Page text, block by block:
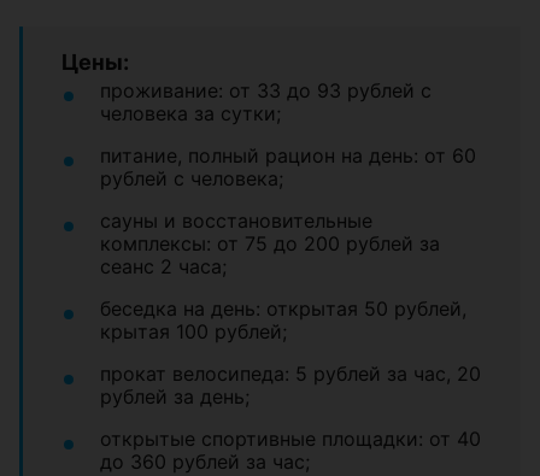
Цены:
проживание: от 33 до 93 рублей с
человека за сутки;
питание, полный рацион на день: от 60
рублей с человека;
сауны и восстановительные
комплексы: от 75 до 200 рублей за
сеанс 2 часа;
беседка на день: открытая 50 рублей,
крытая 100 рублей;
прокат велосипеда: 5 рублей за час, 20
рублей за день;
открытые спортивные площадки: от 40
до 360 рублей за час;